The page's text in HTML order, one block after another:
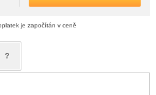
je započítán v ceně
?